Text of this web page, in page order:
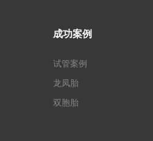
成功案例
试管案例
龙凤胎
双胞胎